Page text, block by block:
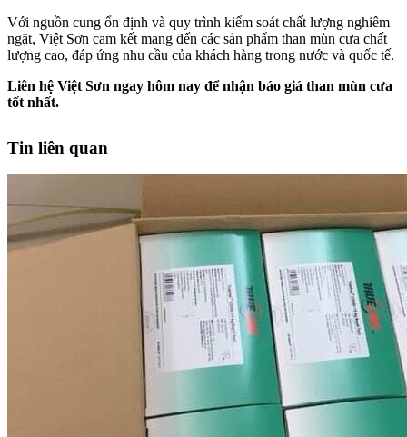
Với nguồn cung ổn định và quy trình kiểm soát chất lượng nghiêm
ngặt, Việt Sơn cam kết mang đến các sản phẩm than mùn cưa chất
lượng cao, đáp ứng nhu cầu của khách hàng trong nước và quốc tế.
Liên hệ Việt Sơn ngay hôm nay để nhận báo giá than mùn cưa
tốt nhất.
Tin liên quan